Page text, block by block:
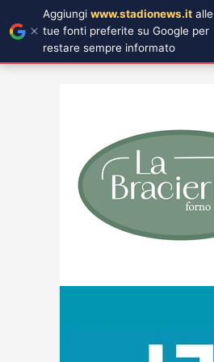
Aggiungi www.stadionews.it alle
tue fonti preferite su Google per
restare sempre informato